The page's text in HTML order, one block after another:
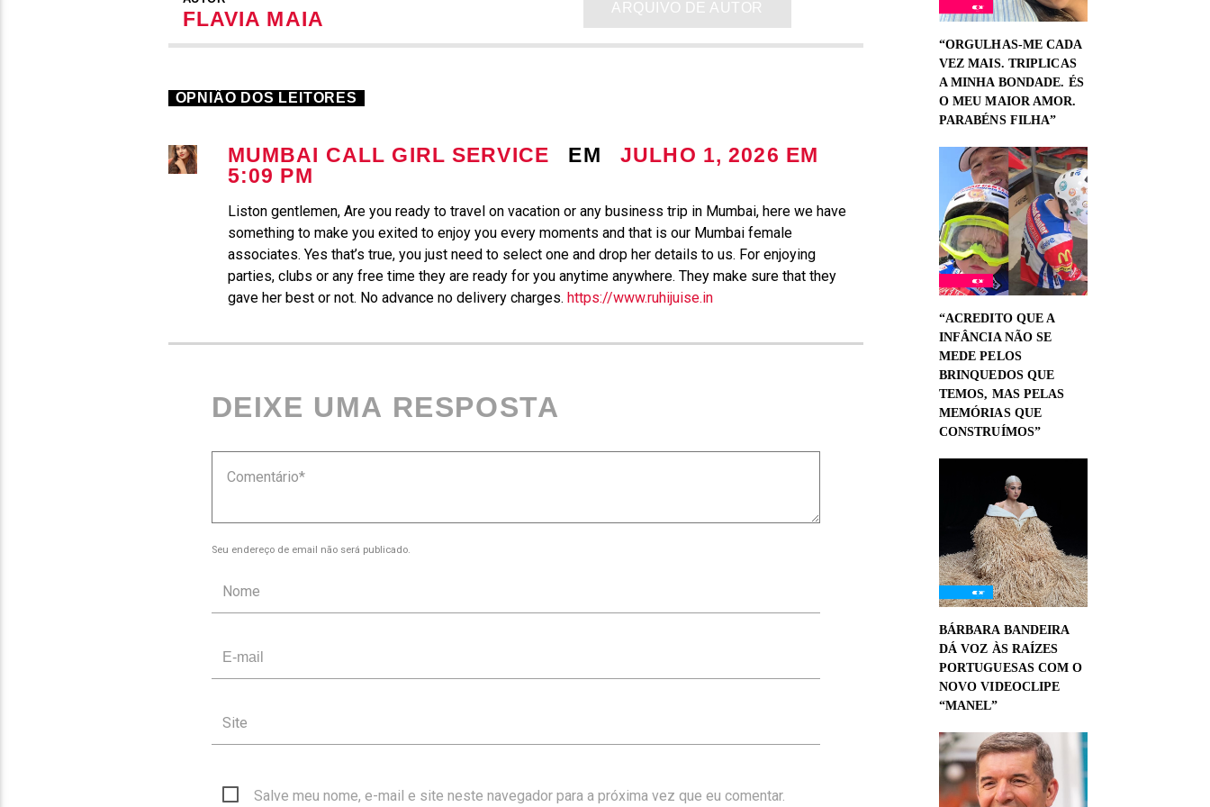
FLAVIA MAIA
ARQUIVO DE AUTOR
OPNIÃO DOS LEITORES
MUMBAI CALL GIRL SERVICE EMJULHO 1, 2026 EM
5:09 PM
Liston gentlemen, Are you ready to travel on vacation or any business trip in Mumbai, here we have
something to make you exited to enjoy you every moments and that is our Mumbai female
associates. Yes that’s true, you just need to select one and drop her details to us. For enjoying
parties, clubs or any free time they are ready for you anytime anywhere. They make sure that they
gave her best or not. No advance no delivery charges. https://www.ruhijuise.in
DEIXE UMA RESPOSTA
Seu endereço de email não será publicado.
Salve meu nome, e-mail e site neste navegador para a próxima vez que eu comentar.
“ORGULHAS-ME CADA
VEZ MAIS. TRIPLICAS
A MINHA BONDADE. ÉS
O MEU MAIOR AMOR.
PARABÉNS FILHA”
“ACREDITO QUE A
INFÂNCIA NÃO SE
MEDE PELOS
BRINQUEDOS QUE
TEMOS, MAS PELAS
MEMÓRIAS QUE
CONSTRUÍMOS”
BÁRBARA BANDEIRA
DÁ VOZ ÀS RAÍZES
PORTUGUESAS COM O
NOVO VIDEOCLIPE
“MANEL”